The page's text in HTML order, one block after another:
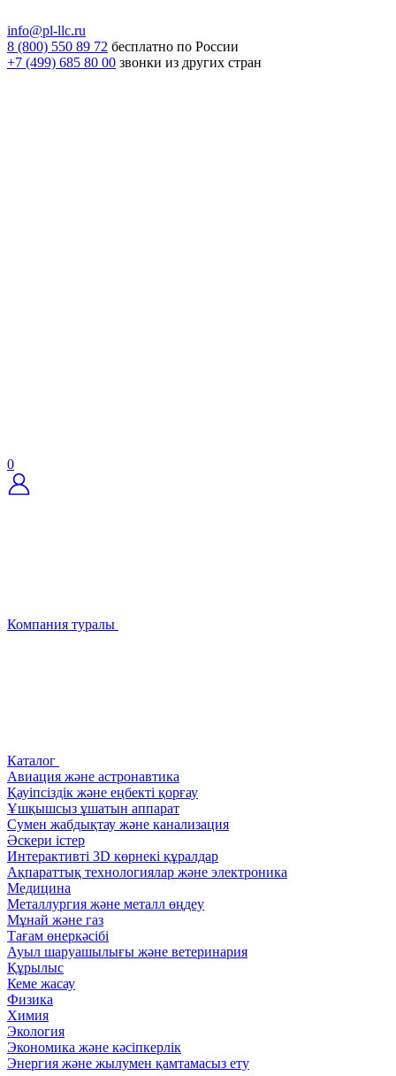
info@pl-llc.ru
8 (800) 550 89 72 бесплатно по России
+7 (499) 685 80 00 звонки из других стран
0
Компания туралы
Каталог
Авиация және астронавтика
Қауіпсіздік және еңбекті қорғау
Ұшқышсыз ұшатын аппарат
Сумен жабдықтау және канализация
Әскери істер
Интерактивті 3D көрнекі құралдар
Ақпараттық технологиялар және электроника
Медицина
Металлургия және металл өңдеу
Мұнай және газ
Тағам өнеркәсібі
Ауыл шаруашылығы және ветеринария
Құрылыс
Кеме жасау
Физика
Химия
Экология
Экономика және кәсіпкерлік
Энергия және жылумен қамтамасыз ету